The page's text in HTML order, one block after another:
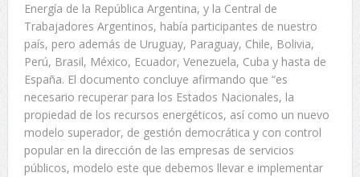
Energía de la República Argentina, y la Central de
Trabajadores Argentinos, había participantes de nuestro
país, pero además de Uruguay, Paraguay, Chile, Bolivia,
Perú, Brasil, México, Ecuador, Venezuela, Cuba y hasta de
España. El documento concluye afirmando que “es
necesario recuperar para los Estados Nacionales, la
propiedad de los recursos energéticos, así como un nuevo
modelo superador, de gestión democrática y con control
popular en la dirección de las empresas de servicios
públicos, modelo este que debemos llevar e implementar